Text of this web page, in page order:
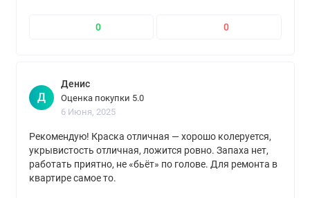
0 0
Д
Денис
Оценка покупки 5.0
6 Июня, 2025
Рекомендую! Краска отличная — хорошо колеруется,
укрывистость отличная, ложится ровно. Запаха нет,
работать приятно, не «бьёт» по голове. Для ремонта в
квартире самое то.